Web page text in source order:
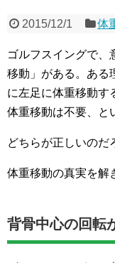
2015/12/1 体
ゴルフスイングで、
移動」がある。ある
に左足に体重移動す
体重移動は不要、と
どちらが正しいのだ
体重移動の真実を解
背骨中心の回転